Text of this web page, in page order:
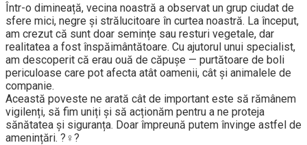
Într-o dimineață, vecina noastră a observat un grup ciudat de
sfere mici, negre și strălucitoare în curtea noastră. La început,
am crezut că sunt doar semințe sau resturi vegetale, dar
realitatea a fost înspăimântătoare. Cu ajutorul unui specialist,
am descoperit că erau ouă de căpușe — purtătoare de boli
periculoase care pot afecta atât oamenii, cât și animalele de
companie.
Această poveste ne arată cât de important este să rămânem
vigilenți, să fim uniți și să acționăm pentru a ne proteja
sănătatea și siguranța. Doar împreună putem învinge astfel de
amenințări. ?️‍♀️?